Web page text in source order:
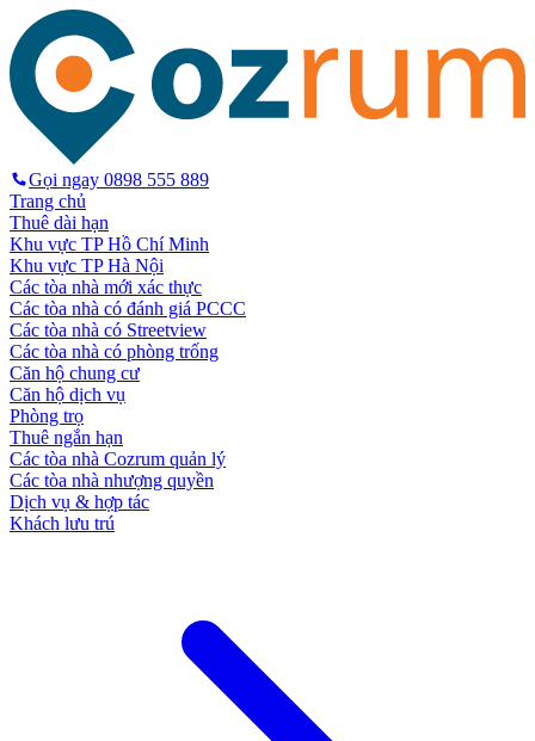
Gọi ngay 0898 555 889
Trang chủ
Thuê dài hạn
Khu vực TP Hồ Chí Minh
Khu vực TP Hà Nội
Các tòa nhà mới xác thực
Các tòa nhà có đánh giá PCCC
Các tòa nhà có Streetview
Các tòa nhà có phòng trống
Căn hộ chung cư
Căn hộ dịch vụ
Phòng trọ
Thuê ngắn hạn
Các tòa nhà Cozrum quản lý
Các tòa nhà nhượng quyền
Dịch vụ & hợp tác
Khách lưu trú